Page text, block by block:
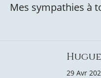
Mes sympathies à
29 Avr